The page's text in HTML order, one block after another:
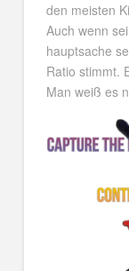
den meisten
Auch wenn
hauptsache
Ratio stimmt.
Man weiß es